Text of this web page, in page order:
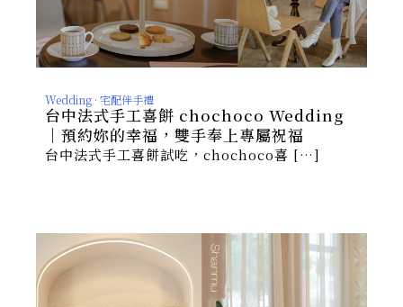
Wedding · 宅配伴手禮
台中法式手工喜餅 chochoco Wedding
｜預約妳的幸福，雙手奉上專屬祝福
台中法式手工喜餅試吃，chochoco喜 […]